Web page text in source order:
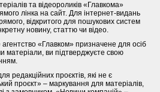
та відеороликів «Главкома»
лінка на сайт. Для інтернет-видань
відкритого для пошукових систем
новину, статтю чи відео.
«Главком» призначене для осіб
матеріали, ви підтверджуєте свою
редакційних проєктів, які не є
проєкт» – маркування для матеріалів,